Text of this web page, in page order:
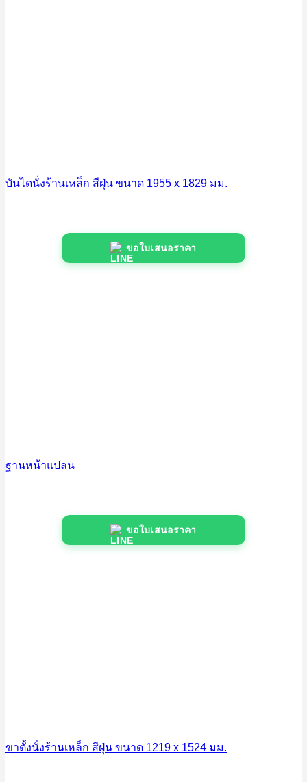
บันไดนั่งร้านเหล็ก สีฝุ่น ขนาด 1955 x 1829 มม.
ขอใบเสนอราคา
ฐานหน้าแปลน
ขอใบเสนอราคา
ขาตั้งนั่งร้านเหล็ก สีฝุ่น ขนาด 1219 x 1524 มม.